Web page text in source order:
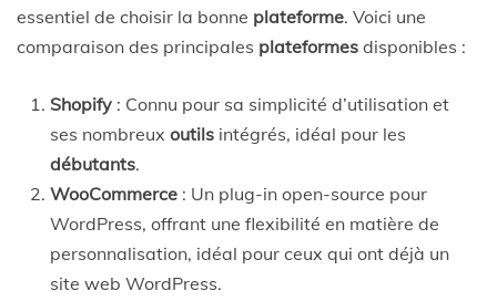
essentiel de choisir la bonne plateforme. Voici une
comparaison des principales plateformes disponibles :
Shopify : Connu pour sa simplicité d’utilisation et
ses nombreux outils intégrés, idéal pour les
débutants.
WooCommerce : Un plug-in open-source pour
WordPress, offrant une flexibilité en matière de
personnalisation, idéal pour ceux qui ont déjà un
site web WordPress.